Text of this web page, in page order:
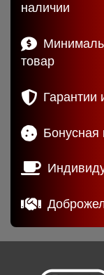
наличии
товар
Гарантии
Бонусная